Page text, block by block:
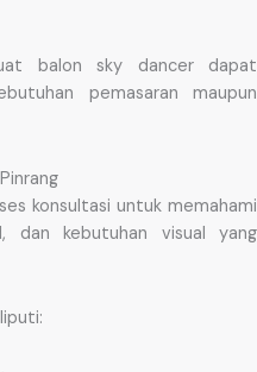
balon sky dancer dapat
pemasaran maupun
konsultasi untuk memahami
dan kebutuhan visual yang